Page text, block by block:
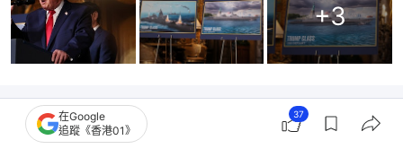
+3
在Google
追蹤《香港01》
37